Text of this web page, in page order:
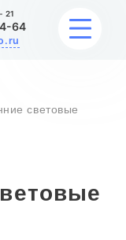
21
64
световые